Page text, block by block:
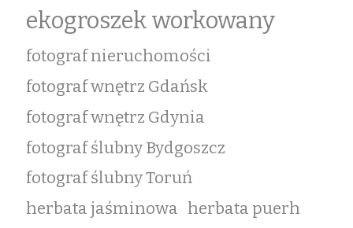
ekogroszek workowany
fotograf nieruchomości
fotograf wnętrz Gdańsk
fotograf wnętrz Gdynia
fotograf ślubny Bydgoszcz
fotograf ślubny Toruń
herbata jaśminowa herbata puerh